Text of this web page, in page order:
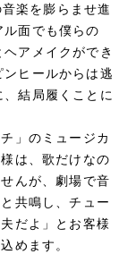
楽を膨らませ進
面でも僕らの
ヘアメイクができ
ヒールからは逃
結局履くことに
」のミュージカ
は、歌だけなの
んが、劇場で音
共鳴し、チュー
だよ」とお客様
めます。